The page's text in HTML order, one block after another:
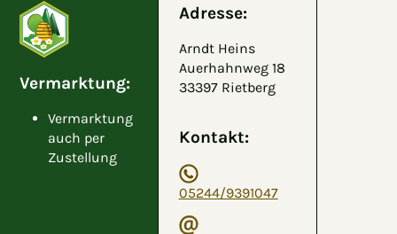
Vermarktung:
Vermarktung
auch per
Zustellung
Adresse:
Arndt Heins
Auerhahnweg 18
33397 Rietberg
Kontakt:
05244/9391047